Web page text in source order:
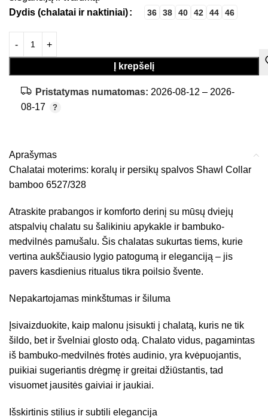
Dydis (chalatai ir naktiniai)
36 38 40 42 44 46
Į krepšelį
Pristatymas numatomas: 2026-08-12 – 2026-
08-17
Aprašymas
Chalatai moterims: koralų ir persikų spalvos Shawl Collar
bamboo 6527/328
Atraskite prabangos ir komforto derinį su mūsų dviejų
atspalvių chalatu su šalikiniu apykakle ir bambuko-
medvilnės pamušalu. Šis chalatas sukurtas tiems, kurie
vertina aukščiausio lygio patogumą ir eleganciją – jis
pavers kasdienius ritualus tikra poilsio švente.
Nepakartojamas minkštumas ir šiluma
Įsivaizduokite, kaip malonu įsisukti į chalatą, kuris ne tik
šildo, bet ir švelniai glosto odą. Chalato vidus, pagamintas
iš bambuko-medvilnės frotės audinio, yra kvėpuojantis,
puikiai sugeriantis drėgmę ir greitai džiūstantis, tad
visuomet jausitės gaiviai ir jaukiai.
Išskirtinis stilius ir subtili elegancija